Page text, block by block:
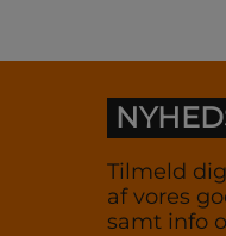
Tilmeld
af vores
samt info